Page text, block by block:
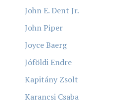
John E. Dent Jr.
John Piper
Joyce Baerg
Jóföldi Endre
Kapitány Zsolt
Karancsi Csaba